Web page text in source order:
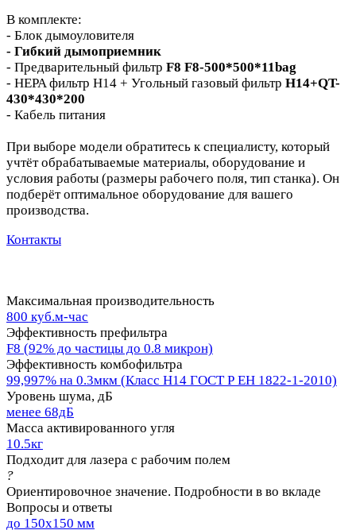
В комплекте:
- Блок дымоуловителя
- Гибкий дымоприемник
- Предварительный фильтр F8 F8-500*500*11bag
- HEPA фильтр H14 + Угольный газовый фильтр H14+QT-
430*430*200
- Кабель питания
При выборе модели обратитесь к специалисту, который
учтёт обрабатываемые материалы, оборудование и
условия работы (размеры рабочего поля, тип станка). Он
подберёт оптимальное оборудование для вашего
производства.
Контакты
Максимальная производительность
800 куб.м-час
Эффективность префильтра
F8 (92% до частицы до 0.8 микрон)
Эффективность комбофильтра
99,997% на 0.3мкм (Класс Н14 ГОСТ Р ЕН 1822-1-2010)
Уровень шума, дБ
менее 68дБ
Масса активированного угля
10.5кг
Подходит для лазера с рабочим полем
?
Ориентировочное значение. Подробности в во вкладе
Вопросы и ответы
до 150x150 мм